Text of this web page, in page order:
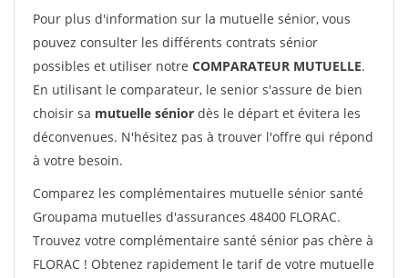
Pour plus d'information sur la mutuelle sénior, vous
pouvez consulter les différents contrats sénior
possibles et utiliser notre COMPARATEUR MUTUELLE.
En utilisant le comparateur, le senior s'assure de bien
choisir sa mutuelle sénior dès le départ et évitera les
déconvenues. N'hésitez pas à trouver l'offre qui répond
à votre besoin.
Comparez les complémentaires mutuelle sénior santé
Groupama mutuelles d'assurances 48400 FLORAC.
Trouvez votre complémentaire santé sénior pas chère à
FLORAC ! Obtenez rapidement le tarif de votre mutuelle